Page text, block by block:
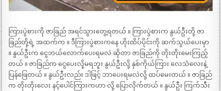
ကြားပွဲစားကို ဇာခြည် အရင်သွားတွေ့ရတယ် ။ ကြားပွဲစားက နွယ်ဦးတို့ ဇာ
ခြည်တို့ရဲ့ အထက်က ။ ဒီကြားပွဲစားကနေ ဟိုးထိပ်ပိုင်းကို ဆက်သွယ်ပေးမှာ
။ နွယ်ဦးက ငွေဘယ်လောက်ပေးရမလဲ ဆိုတာ ဇာခြည်ကို တိုးတိုးမေးကြည့်
တယ် ။ ဇာခြည်က ငွေပေးလို့မရဘူး နွယ်ဦးလို့ နှစ်ကိုယ်ကြား လေသံလေးနဲ့
ပြန်ဖြေတယ် ။ နွယ်ဦးလည်း ဒါဖြင့် ဘာပေးရမလဲလို့ ထပ်မေးတယ် ။ ဇာခြည်
က တိုးတိုးလေး နင့်ပေါင်ကြားကဟာ လို့ ပြောလိုက်တယ် ။ နွယ်ဦး ကြက်သီး